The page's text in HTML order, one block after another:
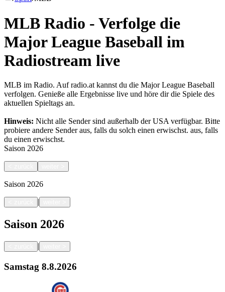
MLB Radio - Verfolge die
Major League Baseball im
Radiostream live
MLB im Radio. Auf radio.at kannst du die Major League Baseball
verfolgen. Genieße alle Ergebnisse live und höre dir die Spiele des
aktuellen Spieltags an.
Hinweis: Nicht alle Sender sind außerhalb der USA verfügbar. Bitte
probiere andere Sender aus, falls du solch einen erwischst. aus, falls
du einen erwischst.
Saison 2026
Saison 2026
|
Saison 2026
|
Samstag 8.8.2026